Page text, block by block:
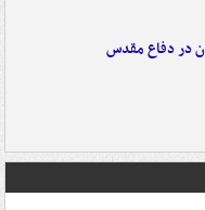
در دفاع مقدس